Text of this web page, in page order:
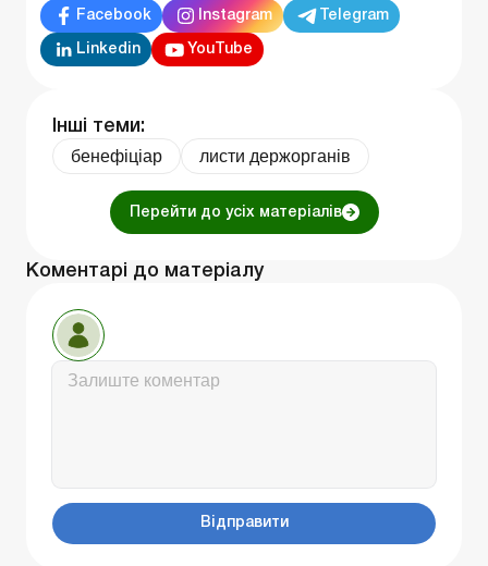
Facebook Instagram Telegram
Linkedin YouTube
Інші теми:
бенефiцiар листи держорганів
Перейти до усіх матеріалів
Коментарі до матеріалу
Відправити